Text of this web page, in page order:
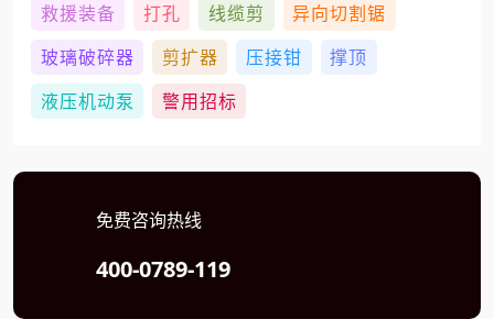
救援装备 打孔 线缆剪
异向切割锯
玻璃破碎器
剪扩器 压接钳
撑顶
液压机动泵
警用招标
免费咨询热线
400-0789-119